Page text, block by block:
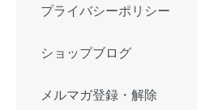
プライバシーポリシー
ショップブログ
メルマガ登録・解除